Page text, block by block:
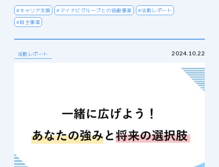
#キャリア支援 #マイナビグループとの協働事業
#活動レポート
#自主事業
活動レポート 2024.10.22